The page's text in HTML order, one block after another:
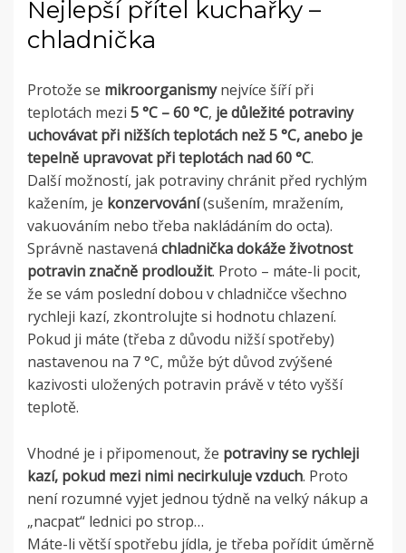
Nejlepší přítel kuchařky –
chladnička
Protože se mikroorganismynejvíce šíří při
teplotách mezi 5 °C – 60 °C, je důležité potraviny
uchovávat při nižších teplotách než 5 °C, anebo je
tepelně upravovat při teplotách nad 60 °C.
Další možností, jak potraviny chránit před rychlým
kažením, je konzervování(sušením, mražením,
vakuováním nebo třeba nakládáním do octa).
Správně nastavená chladnička dokáže životnost
potravin značně prodloužit. Proto – máte-li pocit,
že se vám poslední dobou v chladničce všechno
rychleji kazí, zkontrolujte si hodnotu chlazení.
Pokud ji máte (třeba z důvodu nižší spotřeby)
nastavenou na 7 °C, může být důvod zvýšené
kazivosti uložených potravin právě v této vyšší
teplotě.
Vhodné je i připomenout, že potraviny se rychleji
kazí, pokud mezi nimi necirkuluje vzduch. Proto
není rozumné vyjet jednou týdně na velký nákup a
„nacpat“ lednici po strop…
Máte-li větší spotřebu jídla, je třeba pořídit úměrně